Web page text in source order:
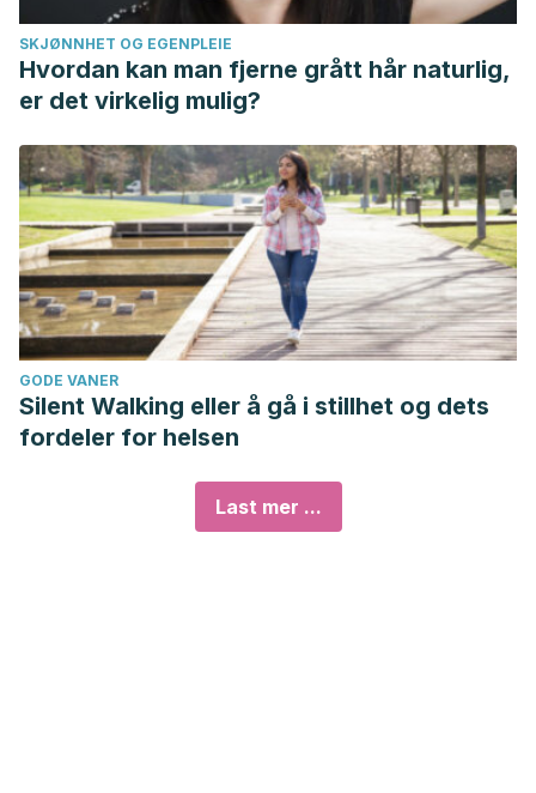
SKJØNNHET OG EGENPLEIE
Hvordan kan man fjerne grått hår naturlig,
er det virkelig mulig?
GODE VANER
Silent Walking eller å gå i stillhet og dets
fordeler for helsen
Last mer ...